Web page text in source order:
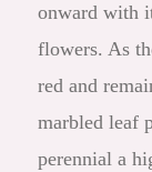
onward with
flowers. As
red and
marbled leaf
perennial a